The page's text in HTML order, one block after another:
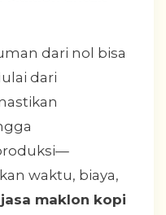
dari nol bisa
dari
waktu, biaya,
jasa maklon kopi